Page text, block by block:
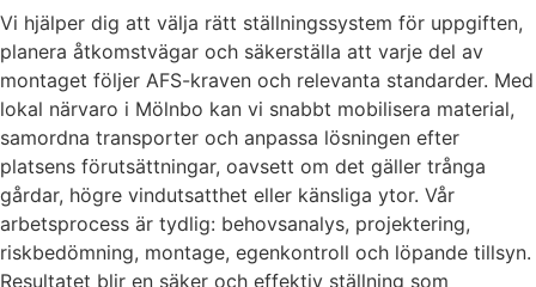
Vi hjälper dig att välja rätt ställningssystem för uppgiften,
planera åtkomstvägar och säkerställa att varje del av
montaget följer AFS-kraven och relevanta standarder. Med
lokal närvaro i Mölnbo kan vi snabbt mobilisera material,
samordna transporter och anpassa lösningen efter
platsens förutsättningar, oavsett om det gäller trånga
gårdar, högre vindutsatthet eller känsliga ytor. Vår
arbetsprocess är tydlig: behovsanalys, projektering,
riskbedömning, montage, egenkontroll och löpande tillsyn.
Resultatet blir en säker och effektiv ställning som